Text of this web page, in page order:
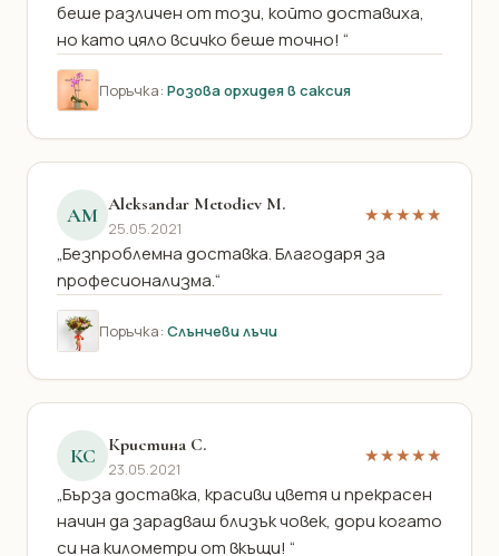
беше различен от този, който доставиха,
но като цяло всичко беше точно! “
Поръчка: Розова орхидея в саксия
AM Aleksandar Metodiev M.
25.05.2021
★★★★★
„Безпроблемна доставка. Благодаря за
професионализма.“
Поръчка: Слънчеви лъчи
КС Кристина С.
23.05.2021
★★★★★
„Бърза доставка, красиви цветя и прекрасен
начин да зарадваш близък човек, дори когато
си на километри от вкъщи! “